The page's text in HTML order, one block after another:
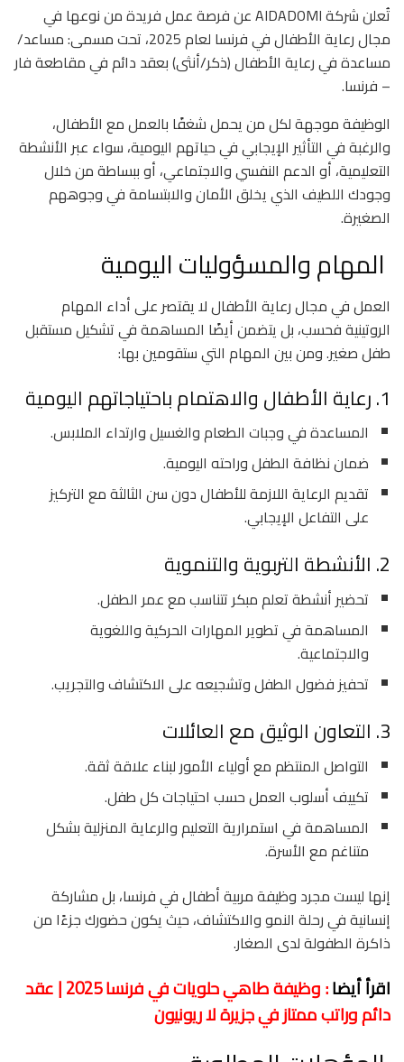
تُعلن شركة AIDADOMI عن فرصة عمل فريدة من نوعها في
مجال رعاية الأطفال في فرنسا لعام 2025، تحت مسمى: مساعد/
مساعدة في رعاية الأطفال (ذكر/أنثى) بعقد دائم في مقاطعة فار
– فرنسا.
الوظيفة موجهة لكل من يحمل شغفًا بالعمل مع الأطفال،
والرغبة في التأثير الإيجابي في حياتهم اليومية، سواء عبر الأنشطة
التعليمية، أو الدعم النفسي والاجتماعي، أو ببساطة من خلال
وجودك اللطيف الذي يخلق الأمان والابتسامة في وجوههم
الصغيرة.
المهام والمسؤوليات اليومية
العمل في مجال رعاية الأطفال لا يقتصر على أداء المهام
الروتينية فحسب، بل يتضمن أيضًا المساهمة في تشكيل مستقبل
طفل صغير. ومن بين المهام التي ستقومين بها:
1. رعاية الأطفال والاهتمام باحتياجاتهم اليومية
المساعدة في وجبات الطعام والغسيل وارتداء الملابس.
ضمان نظافة الطفل وراحته اليومية.
تقديم الرعاية اللازمة للأطفال دون سن الثالثة مع التركيز
على التفاعل الإيجابي.
2. الأنشطة التربوية والتنموية
تحضير أنشطة تعلم مبكر تتناسب مع عمر الطفل.
المساهمة في تطوير المهارات الحركية واللغوية
والاجتماعية.
تحفيز فضول الطفل وتشجيعه على الاكتشاف والتجريب.
3. التعاون الوثيق مع العائلات
التواصل المنتظم مع أولياء الأمور لبناء علاقة ثقة.
تكييف أسلوب العمل حسب احتياجات كل طفل.
المساهمة في استمرارية التعليم والرعاية المنزلية بشكل
متناغم مع الأسرة.
إنها ليست مجرد وظيفة مربية أطفال في فرنسا، بل مشاركة
إنسانية في رحلة النمو والاكتشاف، حيث يكون حضورك جزءًا من
ذاكرة الطفولة لدى الصغار.
اقرأ أيضا
: وظيفة طاهي حلويات في فرنسا 2025 | عقد
دائم وراتب ممتاز في جزيرة لا ريونيون